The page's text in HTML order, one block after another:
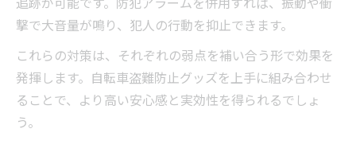
撃で大音量が鳴り、犯人の行動を抑止できます。
これらの対策は、それぞれの弱点を補い合う形で効果を
発揮します。自転車盗難防止グッズを上手に組み合わせ
ることで、より高い安心感と実効性を得られるでしょ
う。